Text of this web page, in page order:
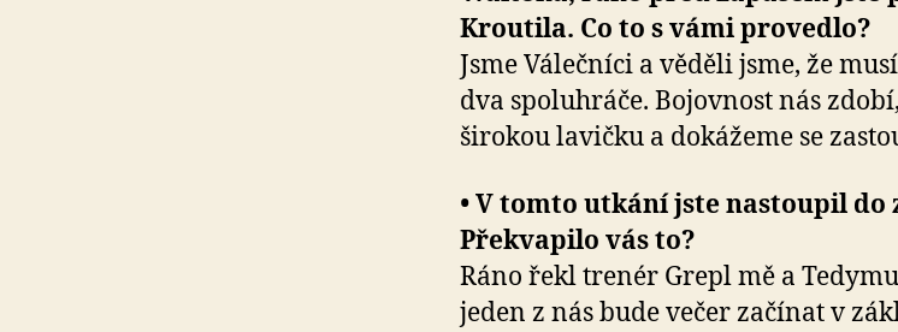
Kroutila. Co to s vámi provedlo?
Jsme Válečníci a věděli jsme, že
dva spoluhráče. Bojovnost nás
širokou lavičku a dokážeme se
• V tomto utkání jste nastoupil do
Překvapilo vás to?
Ráno řekl trenér Grepl mě a
jeden z nás bude večer začínat v